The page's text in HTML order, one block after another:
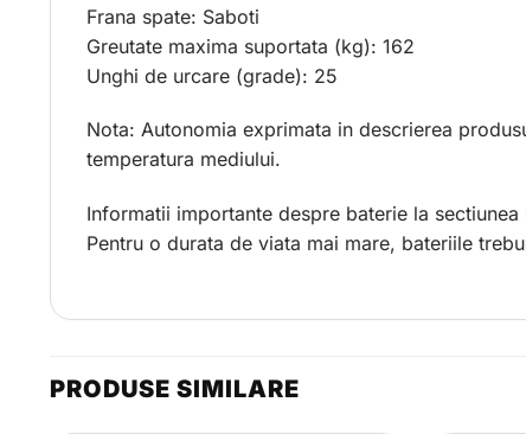
Frana spate: Saboti
Greutate maxima suportata (kg): 162
Unghi de urcare (grade): 25
Nota: Autonomia exprimata in descrierea
temperatura mediului.
Informatii importante despre baterie la sectiunea
Pentru o durata de viata mai mare, bateriile
PRODUSE SIMILARE